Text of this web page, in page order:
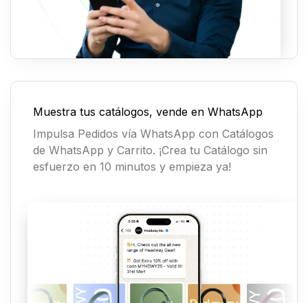
Muestra tus catálogos, vende en WhatsApp
Impulsa Pedidos vía WhatsApp con Catálogos
de WhatsApp y Carrito. ¡Crea tu Catálogo sin
esfuerzo en 10 minutos y empieza ya!